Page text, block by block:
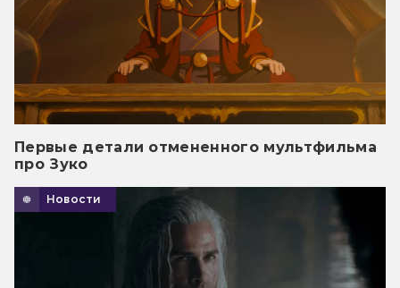
Первые детали отмененного мультфильма
про Зуко
Новости